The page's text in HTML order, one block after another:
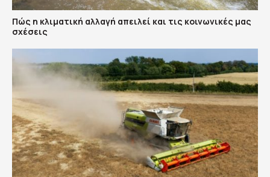
Πώς η κλιματική αλλαγή απειλεί και τις κοινωνικές μας
σχέσεις